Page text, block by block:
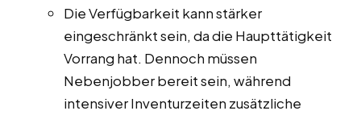
Die Verfügbarkeit kann stärker
eingeschränkt sein, da die Haupttätigkeit
Vorrang hat. Dennoch müssen
Nebenjobber bereit sein, während
intensiver Inventurzeiten zusätzliche